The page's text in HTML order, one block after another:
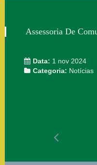
Assessoria De
Data: 1 nov 2024
Categoria: Notícias